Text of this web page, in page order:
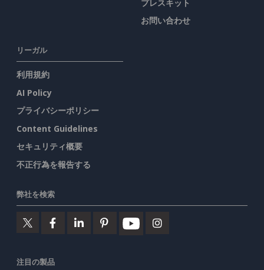
プレスキット
お問い合わせ
リーガル
利用規約
AI Policy
プライバシーポリシー
Content Guidelines
セキュリティ概要
不正行為を報告する
弊社を検索
注目の製品